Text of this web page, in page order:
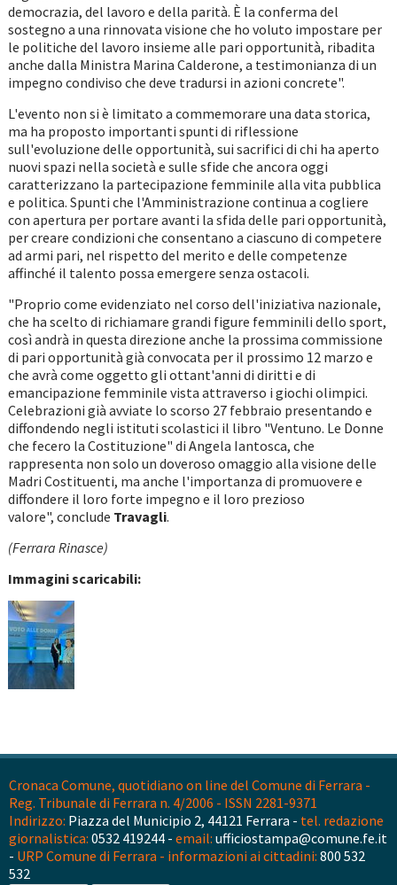
democrazia, del lavoro e della parità. È la conferma del
sostegno a una rinnovata visione che ho voluto impostare per
le politiche del lavoro insieme alle pari opportunità, ribadita
anche dalla Ministra Marina Calderone, a testimonianza di un
impegno condiviso che deve tradursi in azioni concrete".
L'evento non si è limitato a commemorare una data storica,
ma ha proposto importanti spunti di riflessione
sull'evoluzione delle opportunità, sui sacrifici di chi ha aperto
nuovi spazi nella società e sulle sfide che ancora oggi
caratterizzano la partecipazione femminile alla vita pubblica
e politica. Spunti che l'Amministrazione continua a cogliere
con apertura per portare avanti la sfida delle pari opportunità,
per creare condizioni che consentano a ciascuno di competere
ad armi pari, nel rispetto del merito e delle competenze
affinché il talento possa emergere senza ostacoli.
"Proprio come evidenziato nel corso dell'iniziativa nazionale,
che ha scelto di richiamare grandi figure femminili dello sport,
così andrà in questa direzione anche la prossima commissione
di pari opportunità già convocata per il prossimo 12 marzo e
che avrà come oggetto gli ottant'anni di diritti e di
emancipazione femminile vista attraverso i giochi olimpici.
Celebrazioni già avviate lo scorso 27 febbraio presentando e
diffondendo negli istituti scolastici il libro "Ventuno. Le Donne
che fecero la Costituzione" di Angela Iantosca, che
rappresenta non solo un doveroso omaggio alla visione delle
Madri Costituenti, ma anche l'importanza di promuovere e
diffondere il loro forte impegno e il loro prezioso
valore", conclude Travagli.
(Ferrara Rinasce)
Immagini scaricabili:
Cronaca Comune, quotidiano on line del Comune di Ferrara -
Reg. Tribunale di Ferrara n. 4/2006 - ISSN 2281-9371
Indirizzo: Piazza del Municipio 2, 44121 Ferrara - tel. redazione
giornalistica: 0532 419244 - email: ufficiostampa@comune.fe.it
- URP Comune di Ferrara - informazioni ai cittadini: 800 532
532